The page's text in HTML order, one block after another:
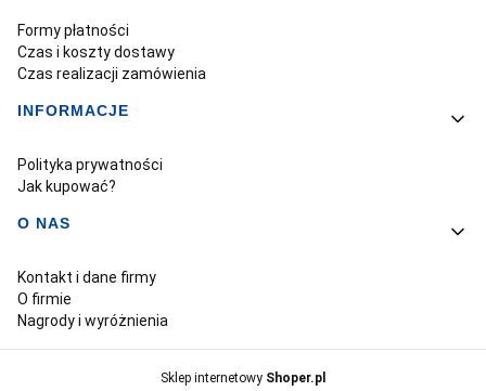
Formy płatności
Czas i koszty dostawy
Czas realizacji zamówienia
INFORMACJE
Polityka prywatności
Jak kupować?
O NAS
Kontakt i dane firmy
O firmie
Nagrody i wyróżnienia
Sklep internetowy Shoper.pl